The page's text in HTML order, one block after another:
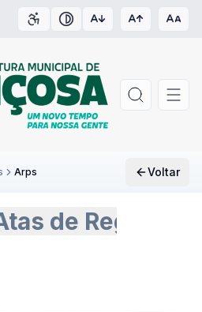
Acessibilidade
Contraste
Arps Voltar
de Registro